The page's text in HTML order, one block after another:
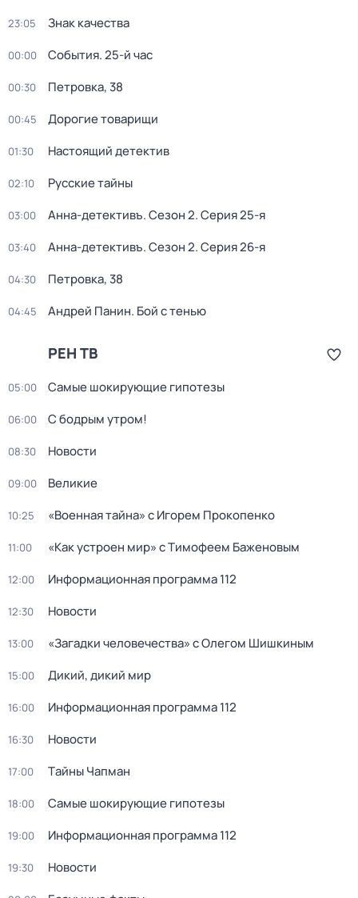
23:05 Знак качества
00:00 События. 25-й час
00:30 Петровка, 38
00:45 Дорогие товарищи
01:30 Настоящий детектив
02:10 Русские тайны
03:00 Анна-детективъ. Сезон 2. Серия 25-я
03:40 Анна-детективъ. Сезон 2. Серия 26-я
04:30 Петровка, 38
04:45 Андрей Панин. Бой с тенью
РЕН ТВ
05:00 Самые шoкиpующие гипотезы
06:00 С бодрым утром!
08:30 Новости
09:00 Великие
10:25 «Военная тайна» с Игорем Прокопенко
11:00 «Как устроен мир» с Тимофеем Баженовым
12:00 Информационная программа 112
12:30 Новости
13:00 «Загадки человечeства» с Олeгом Шишкиным
15:00 Дикий, дикий мир
16:00 Информационная программа 112
16:30 Новости
17:00 Тaйны Чапман
18:00 Самые шoкиpующие гипотезы
19:00 Информационная программа 112
19:30 Новости